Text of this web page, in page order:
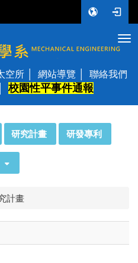
學 機械工程學系
空所 網站導覽
聯絡我們
校園性平事件通報
研究計畫 研發專利
計畫